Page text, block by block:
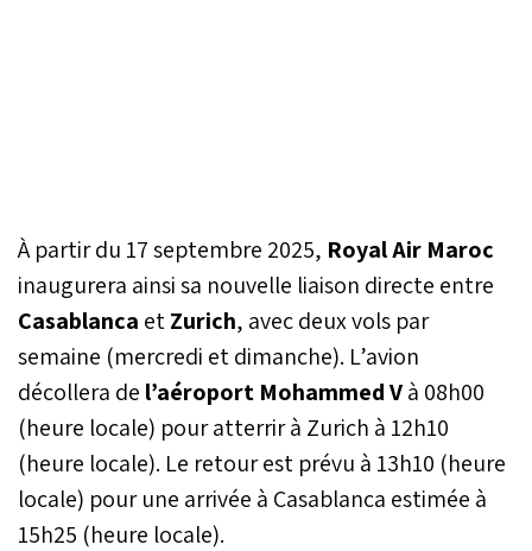
À partir du 17 septembre 2025, Royal Air Maroc
inaugurera ainsi sa nouvelle liaison directe entre
Casablanca etZurich, avec deux vols par
semaine (mercredi et dimanche). L’avion
décollera de l’aéroport Mohammed Và 08h00
(heure locale) pour atterrir à Zurich à 12h10
(heure locale). Le retour est prévu à 13h10 (heure
locale) pour une arrivée à Casablanca estimée à
15h25 (heure locale).